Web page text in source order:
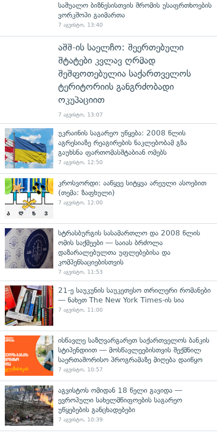
საშუალო ბიზნესისთვის შრომის უსაფრთხოების
ვორკშოპი გაიმართა
7 აგვისტო, 13:40
აშშ-ის საელჩო: შეერთებული
შტატები კვლავ ღრმად
შეშფოთებულია საქართველოს
ტერიტორიის განგრძობადი
ოკუპაციით
7 აგვისტო, 13:07
უკრაინის საგარეო უწყება: 2008 წლის
აგრესიაზე რეაგირების ნაკლებობამ გზა
გაუხსნა ფართომასშტაბიან ომებს
7 აგვისტო, 12:50
კროსვორდი: ააწყვე სიტყვა არეული ასოებით
(თემა: ზაფხული)
7 აგვისტო, 12:00
სტრასბურგის სასამართლო და 2008 წლის
ომის საქმეები — საიას ბრძოლა
დაზარალებულთა უფლებებისა და
კომპენსაციებისთვის
7 აგვისტო, 11:53
21-ე საუკუნის საუკეთესო თრილერი რომანები
— ნახეთ The New York Times-ის სია
7 აგვისტო, 11:00
ისწავლე საზღვარგარეთ საქართველოს ბანკის
სტიპენდიით — მოსწავლეებისთვის შექმნილ
საერთაშორისო პროგრამაზე მიღება დაიწყო
7 აგვისტო, 10:57
აგვისტოს ომიდან 18 წელი გავიდა —
ევროპული სახელმწიფოების საგარეო
უწყებების განცხადებები
7 აგვისტო, 10:39